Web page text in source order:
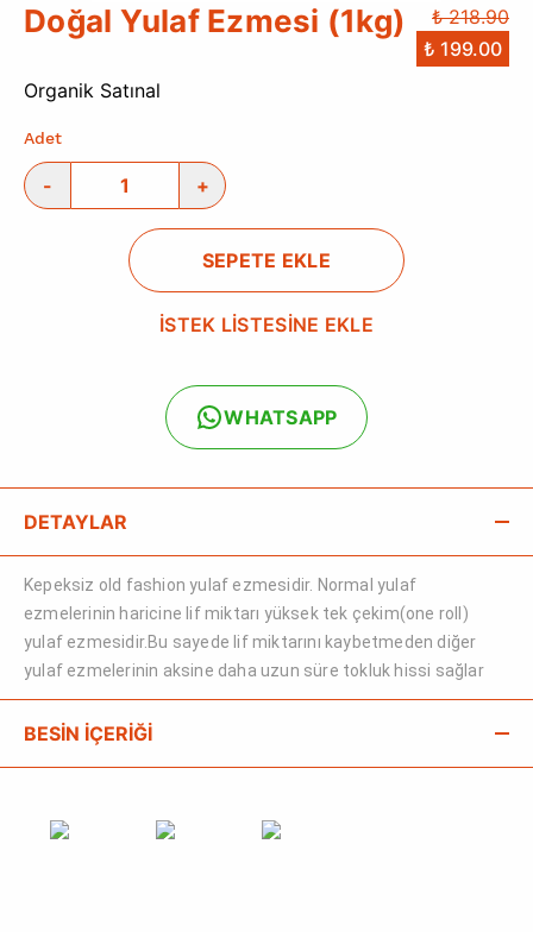
Doğal Yulaf Ezmesi (1kg)
₺ 218.90
₺ 199.00
Organik Satınal
Adet
- +
SEPETE EKLE
İSTEK LİSTESİNE EKLE
WHATSAPP
DETAYLAR
Kepeksiz old fashion yulaf ezmesidir. Normal yulaf
ezmelerinin haricine lif miktarı yüksek tek çekim(one roll)
yulaf ezmesidir.Bu sayede lif miktarını kaybetmeden diğer
yulaf ezmelerinin aksine daha uzun süre tokluk hissi sağlar
BESİN İÇERİĞİ